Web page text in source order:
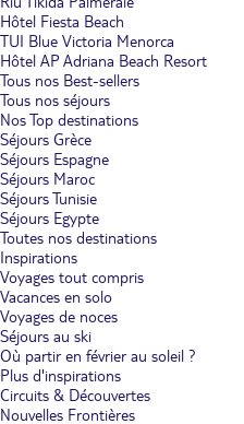
Hôtel Fiesta Beach
TUI Blue Victoria Menorca
Hôtel AP Adriana Beach Resort
Tous nos Best-sellers
Tous nos séjours
Nos Top destinations
Séjours Grèce
Séjours Espagne
Séjours Maroc
Séjours Tunisie
Séjours Egypte
Toutes nos destinations
Inspirations
Voyages tout compris
Vacances en solo
Voyages de noces
Séjours au ski
Où partir en février au soleil ?
Plus d'inspirations
Circuits & Découvertes
Nouvelles Frontières